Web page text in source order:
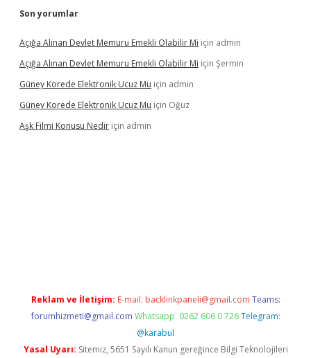
Son yorumlar
Açığa Alınan Devlet Memuru Emekli Olabilir Mi için admin
Açığa Alınan Devlet Memuru Emekli Olabilir Mi için Şermin
Güney Korede Elektronik Ucuz Mu için admin
Güney Korede Elektronik Ucuz Mu için Oğuz
Aşk Filmi Konusu Nedir için admin
Reklam ve İletişim: E-mail: backlinkpaneli@gmail.com Teams:
forumhizmeti@gmail.com Whatsapp: 0262 606 0 726 Telegram:
@karabul
Yasal Uyarı: Sitemiz, 5651 Sayılı Kanun gereğince Bilgi Teknolojileri